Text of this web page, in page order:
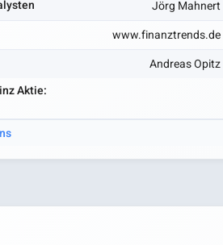
Jörg Mahnert
www.finanztrends.de
Andreas Opitz
Aktie: